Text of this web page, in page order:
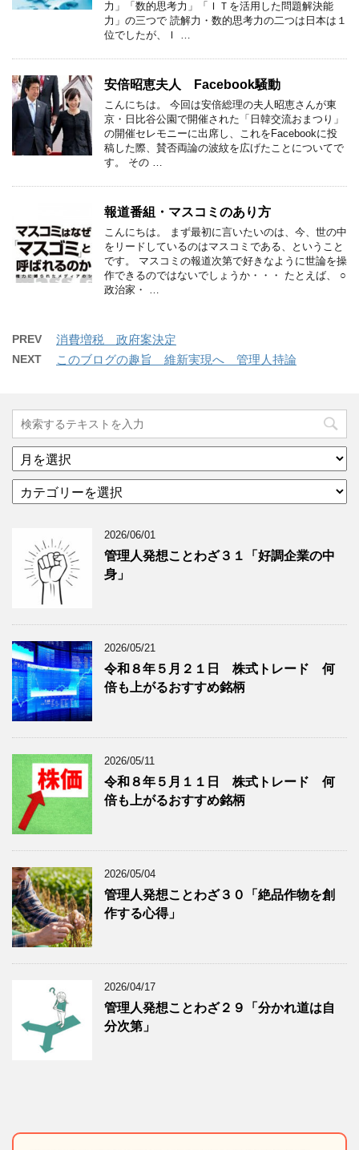
力」「数的思考力」「ＩＴを活用した問題解決能
力」の三つで 読解力・数的思考力の二つは日本は１
位でしたが、Ｉ …
安倍昭恵夫人 Facebook騒動
こんにちは。 今回は安倍総理の夫人昭恵さんが東
京・日比谷公園で開催された「日韓交流おまつり」
の開催セレモニーに出席し、これをFacebookに投
稿した際、賛否両論の波紋を広げたことについてで
す。 その …
報道番組・マスコミのあり方
こんにちは。 まず最初に言いたいのは、今、世の中
をリードしているのはマスコミである、ということ
です。 マスコミの報道次第で好きなように世論を操
作できるのではないでしょうか・・・ たとえば、 ○
政治家・ …
PREV 消費増税 政府案決定
NEXT このブログの趣旨 維新実現へ 管理人持論
ア
ー
イ
グ
記
事
を
表
示
テ
ー
グ
記
事
を
表
示
2026/06/01
管理人発想ことわざ３１「好調企業の中
身」
2026/05/21
令和８年５月２１日 株式トレード 何
倍も上がるおすすめ銘柄
2026/05/11
令和８年５月１１日 株式トレード 何
倍も上がるおすすめ銘柄
2026/05/04
管理人発想ことわざ３０「絶品作物を創
作する心得」
2026/04/17
管理人発想ことわざ２９「分かれ道は自
分次第」